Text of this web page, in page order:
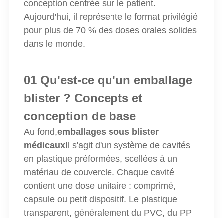
conception centrée sur le patient.
Aujourd'hui, il représente le format privilégié
pour plus de 70 % des doses orales solides
dans le monde.
01 Qu'est-ce qu'un emballage
blister ? Concepts et
conception de base
Au fond,emballages sous blister
médicauxIl s'agit d'un système de cavités
en plastique préformées, scellées à un
matériau de couvercle. Chaque cavité
contient une dose unitaire : comprimé,
capsule ou petit dispositif. Le plastique
transparent, généralement du PVC, du PP